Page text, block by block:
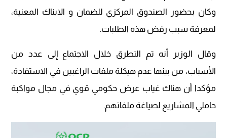
وكان بحضور الصندوق المركزي للضمان و الابناك المعنية،
لمعرفة سبب رفض هذه الطلبات.
وقال الوزير أنه تم التطرق خلال الاجتماع إلى عدد من
الأسباب، من بينها عدم هيكلة ملفات الراغبين في الاستفادة،
مؤكدا أن هناك غياب عرض حكومي قوي في مجال مواكبة
حاملي المشاريع لصياغة ملفاتهم.